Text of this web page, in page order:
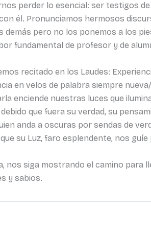
perder lo esencial: ser testigos
él. Pronunciamos hermosos
pero no los ponemos a los
fundamental de profesor y de
recitado en los Laudes:
en velos de palabra siempre
enciende nuestras luces que
debido que fuera su verdad, su
anda a oscuras por sendas de
su Luz, faro esplendente, nos
nos siga mostrando el camino para
y sabios.